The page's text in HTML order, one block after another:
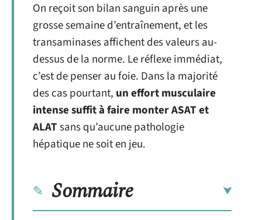
On reçoit son bilan sanguin après une
grosse semaine d’entraînement, et les
transaminases affichent des valeurs au-
dessus de la norme. Le réflexe immédiat,
c’est de penser au foie. Dans la majorité
des cas pourtant, un effort musculaire
intense suffit à faire monter ASAT et
ALATsans qu’aucune pathologie
hépatique ne soit en jeu.
Sommaire